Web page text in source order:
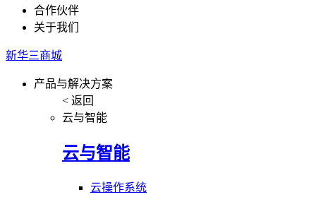
合作伙伴
关于我们
新华三商城
产品与解决方案
< 返回
云与智能
云与智能
云操作系统